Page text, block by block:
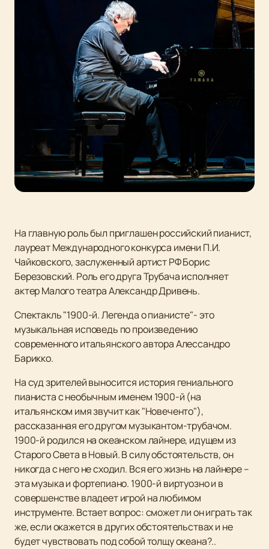
На главную роль был приглашен российский пианист,
лауреат Международного конкурса имени П.И.
Чайковского, заслуженный артист РФ Борис
Березовский. Роль его друга Трубача исполняет
актер Малого театра Александр Дривень.
Спектакль "1900-й. Легенда о пианисте"- это
музыкальная исповедь по произведению
современного итальянского автора Алессандро
Барикко.
На суд зрителей выносится история гениального
пианиста с необычным именем 1900-й (на
итальянском имя звучит как "Новеченто"),
рассказанная его другом музыкантом-трубачом.
1900-й родился на океанском лайнере, идущем из
Старого Света в Новый. В силу обстоятельств, он
никогда с него не сходил. Вся его жизнь на лайнере –
эта музыка и фортепиано. 1900-й виртуозно и в
совершенстве владеет игрой на любимом
инструменте. Встает вопрос: сможет ли он играть так
же, если окажется в других обстоятельствах и не
будет чувствовать под собой толщу океана?..